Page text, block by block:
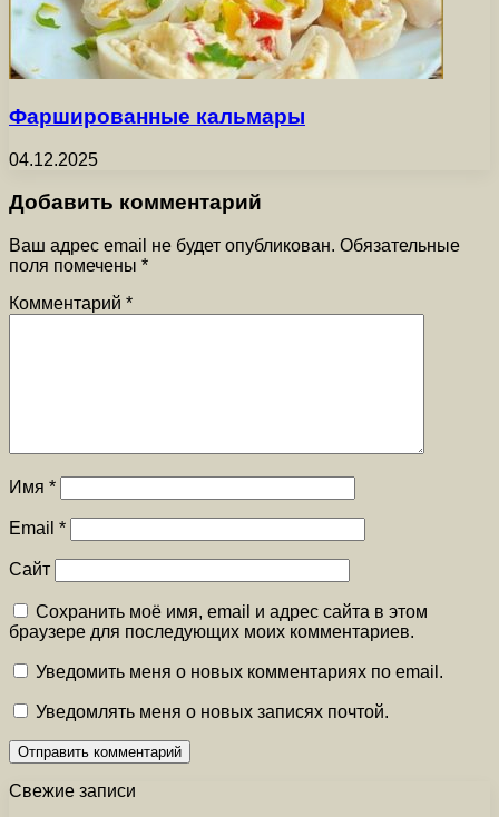
Фаршированные кальмары
04.12.2025
Добавить комментарий
Ваш адрес email не будет опубликован. Обязательные
поля помечены *
Комментарий *
Имя *
Email *
Сайт
Сохранить моё имя, email и адрес сайта в этом
браузере для последующих моих комментариев.
Уведомить меня о новых комментариях по email.
Уведомлять меня о новых записях почтой.
Свежие записи